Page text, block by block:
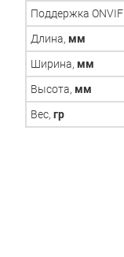
Поддержка ONVIF
Длина, мм
Ширина, мм
Высота, мм
Вес, гр